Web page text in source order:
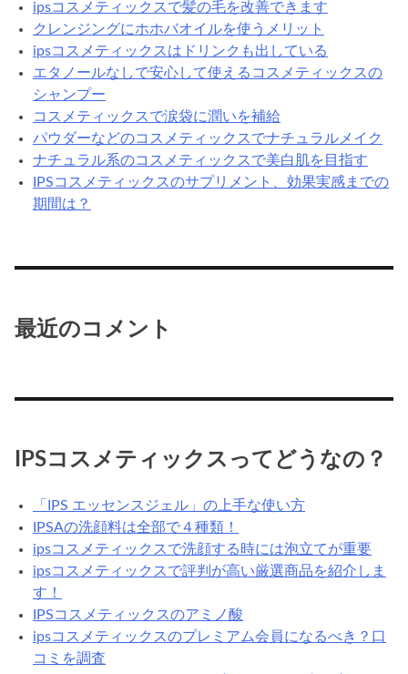
ア
に
お
す
す
め
ipsコスメティックスで髪の毛を改善できます
クレンジングにホホバオイルを使うメリット
ipsコスメティックスはドリンクも出している
エタノールなしで安心して使えるコスメティックスの
シャンプー
コスメティックスで涙袋に潤いを補給
パウダーなどのコスメティックスでナチュラルメイク
ナチュラル系のコスメティックスで美白肌を目指す
IPSコスメティックスのサプリメント、効果実感までの
期間は？
最近のコメント
IPSコスメティックスってどうなの？
「IPS エッセンスジェル」の上手な使い方
IPSAの洗顔料は全部で４種類！
ipsコスメティックスで洗顔する時には泡立てが重要
ipsコスメティックスで評判が高い厳選商品を紹介しま
す！
IPSコスメティックスのアミノ酸
ipsコスメティックスのプレミアム会員になるべき？口
コミを調査